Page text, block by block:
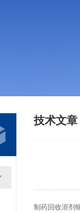
技术文章
制药回收溶剂